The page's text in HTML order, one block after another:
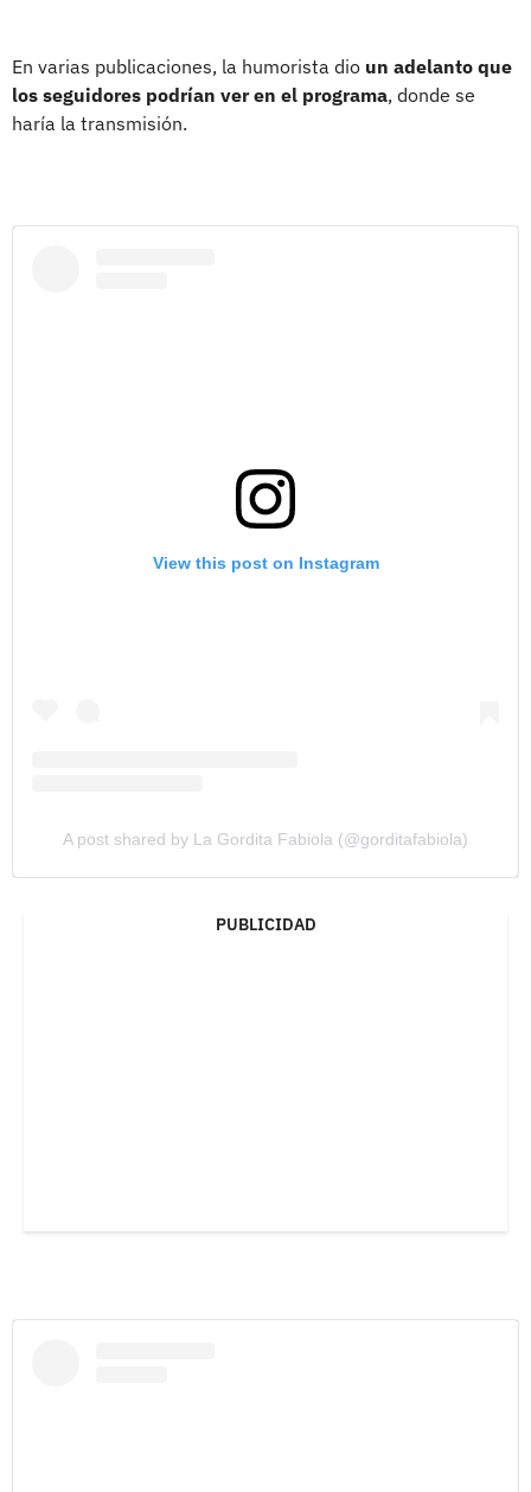
En varias publicaciones, la humorista dio un adelanto que
los seguidores podrían ver en el programa, donde se
haría la transmisión.
View this post on Instagram
A post shared by La Gordita Fabiola (@gorditafabiola)
PUBLICIDAD